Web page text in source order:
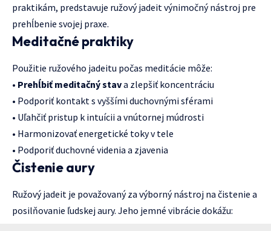
praktikám, predstavuje ružový jadeit výnimočný nástroj pre
prehĺbenie svojej praxe.
Meditačné praktiky
Použitie ružového jadeitu počas meditácie môže:
• Prehĺbiť meditačný stava zlepšiť koncentráciu
• Podporiť kontakt s vyššími duchovnými sférami
• Uľahčiť pristup k intuícii a vnútornej múdrosti
• Harmonizovať energetické toky v tele
• Podporiť duchovné videnia a zjavenia
Čistenie aury
Ružový jadeit je považovaný za výborný nástroj na čistenie a
posilňovanie ľudskej aury. Jeho jemné vibrácie dokážu: